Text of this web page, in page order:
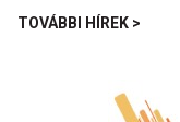
TOVÁBBI HÍREK >